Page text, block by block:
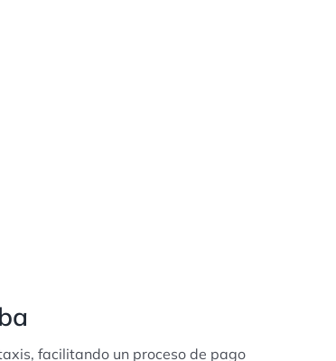
facilitando un proceso de pago